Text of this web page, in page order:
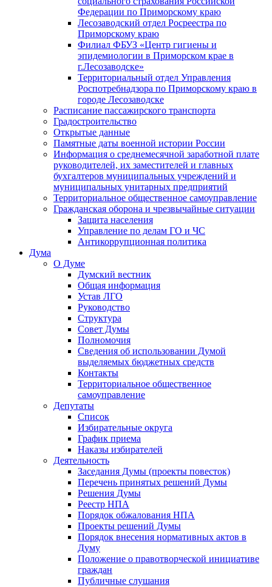
Федерации по Приморскому краю
Лесозаводский отдел Росреестра по
Приморскому краю
Филиал ФБУЗ «Центр гигиены и
эпидемиологии в Приморском крае в
г.Лесозаводске»
Территориальный отдел Управления
Роспотребнадзора по Приморскому краю в
городе Лесозаводске
Расписание пассажирского транспорта
Градостроительство
Открытые данные
Памятные даты военной истории России
Информация о среднемесячной заработной плате
руководителей, их заместителей и главных
бухгалтеров муниципальных учреждений и
муниципальных унитарных предприятий
Территориальное общественное самоуправление
Гражданская оборона и чрезвычайные ситуации
Защита населения
Управление по делам ГО и ЧС
Антикоррупционная политика
Дума
О Думе
Думский вестник
Общая информация
Устав ЛГО
Руководство
Структура
Совет Думы
Полномочия
Сведения об использовании Думой
выделяемых бюджетных средств
Контакты
Территориальное общественное
самоуправление
Депутаты
Список
Избирательные округа
График приема
Наказы избирателей
Деятельность
Заседания Думы (проекты повесток)
Перечень принятых решений Думы
Решения Думы
Реестр НПА
Порядок обжалования НПА
Проекты решений Думы
Порядок внесения нормативных актов в
Думу
Положение о правотворческой инициативе
граждан
Публичные слушания